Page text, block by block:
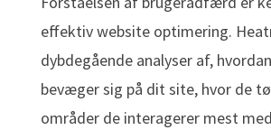
effektiv website optimering.
dybdegående analyser af,
bevæger sig på dit site, hvor de
områder de interagerer mest